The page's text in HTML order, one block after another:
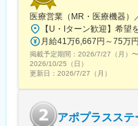
医療営業（MR・医療機器
掲載予定期間： 2026/7/27（月） 〜
2026/10/25（日）
更新日： 2026/7/27（月）
アポプラスス